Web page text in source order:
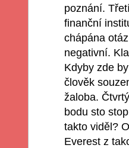
poznání.
finanční
chápána
negativní.
Kdyby zde
člověk
žaloba.
bodu sto
takto viděl?
Everest z